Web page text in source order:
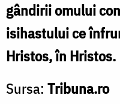
gândirii omului
isihastului ce
Hristos, în Hristos.
Sursa: Tribuna.ro